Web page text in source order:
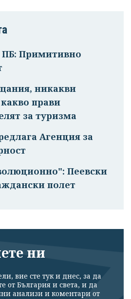
ПБ: Примитивно
никакви
прави
за туризма
Агенция за
Пеевски
полет
ни
вие сте тук и днес, за да
от България и света, и да
анализи и коментари от